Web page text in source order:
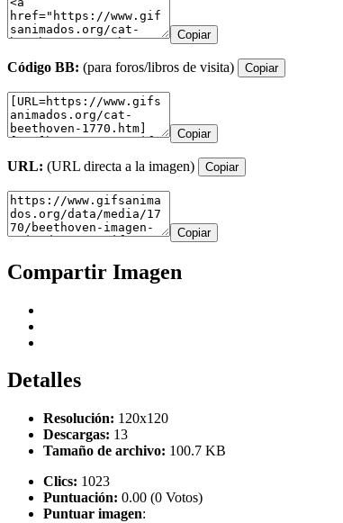
Copiar
Código BB: (para foros/libros de visita) Copiar
Copiar
URL: (URL directa a la imagen) Copiar
Copiar
Compartir Imagen
Detalles
Resolución: 120x120
Descargas: 13
Tamaño de archivo: 100.7 KB
Clics: 1023
Puntuación: 0.00 (0 Votos)
Puntuar imagen: